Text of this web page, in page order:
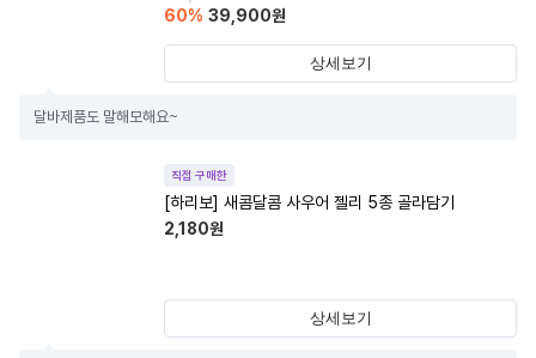
60% 39,900원
상세보기
달바제품도 말해모해요~
직접 구매한
[하리보] 새콤달콤 사우어 젤리 5종 골라담기
2,180원
상세보기